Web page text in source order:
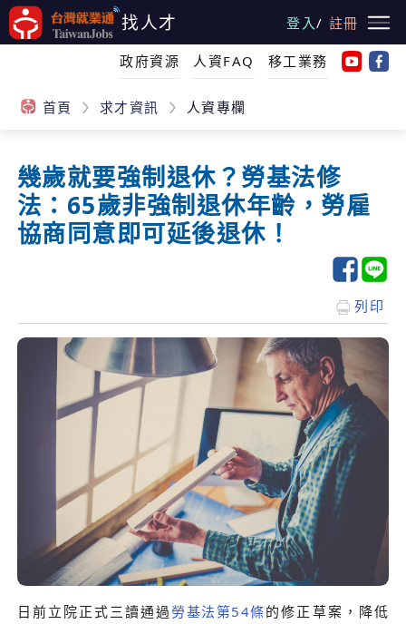
跳
到
主
找人才 登入/ 註冊
政府資源 人資FAQ 移工業務
首頁 求才資訊 人資專欄
幾歲就要強制退休？勞基法修
法：65歲非強制退休年齡，勞雇
協商同意即可延後退休！
列印
日前立院正式三讀通過 勞基法第54條的修正草案，降低